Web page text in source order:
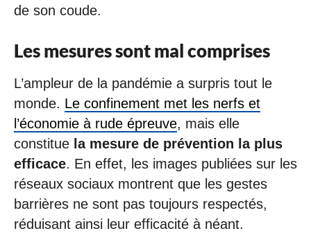
de son coude.
Les mesures sont mal comprises
L’ampleur de la pandémie a surpris tout le
monde. Le confinement met les nerfs et
l’économie à rude épreuve, mais elle
constitue la mesure de prévention la plus
efficace. En effet, les images publiées sur les
réseaux sociaux montrent que les gestes
barrières ne sont pas toujours respectés,
réduisant ainsi leur efficacité à néant.